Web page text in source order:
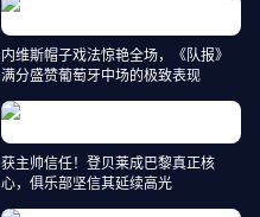
内维斯帽子戏法惊艳全场，《队报》
满分盛赞葡萄牙中场的极致表现
获主帅信任！登贝莱成巴黎真正核
心，俱乐部坚信其延续高光